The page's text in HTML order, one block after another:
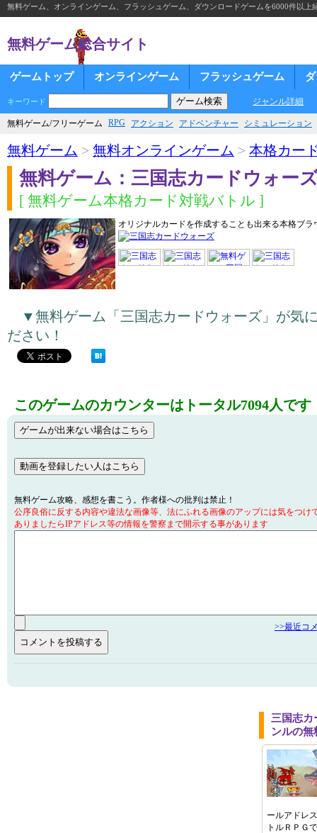
無料ゲーム、オンラインゲーム、フラッシュゲーム、ダウンロードゲームを6000件以上
無料ゲーム総合サイト
ゲームトップ オンラインゲーム フラッシュゲーム
キーワード ジャンル詳細
無料ゲーム/フリーゲーム RPG アクション アドベンチャー シミュレーション
無料ゲーム > 無料オンラインゲーム > 本格カー
無料ゲーム：三国志カードウォー
[ 無料ゲーム本格カード対戦バトル ]
オリジナルカードを作成することも出来る本格ブ
▼無料ゲーム「三国志カードウォーズ」が気
ださい！
このゲームのカウンターはトータル7094人です
無料ゲーム攻略、感想を書こう。作者様への批判は禁止！
公序良俗に反する内容や違法な画像等、法にふれる画像のアップには気をつけ
ありましたらIPアドレス等の情報を警察まで開示する事があります
>>最近コ
三国志カ
ンルの無
ールアドレ
トルＲＰＧ